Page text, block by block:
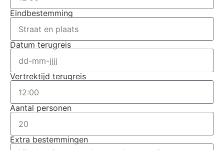
Eindbestemming
Datum terugreis
Vertrektijd terugreis
Aantal personen
Extra bestemmingen